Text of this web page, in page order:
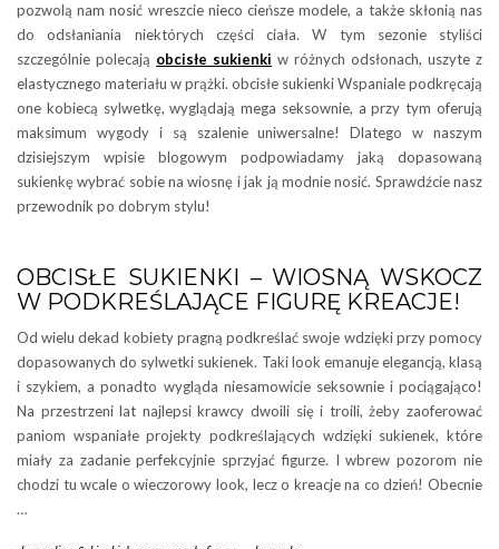
pozwolą nam nosić wreszcie nieco cieńsze modele, a także skłonią nas
do odsłaniania niektórych części ciała. W tym sezonie styliści
szczególnie polecają obcisłe sukienki w różnych odsłonach, uszyte z
elastycznego materiału w prążki. obcisłe sukienki Wspaniale podkręcają
one kobiecą sylwetkę, wyglądają mega seksownie, a przy tym oferują
maksimum wygody i są szalenie uniwersalne! Dlatego w naszym
dzisiejszym wpisie blogowym podpowiadamy jaką dopasowaną
sukienkę wybrać sobie na wiosnę i jak ją modnie nosić. Sprawdźcie nasz
przewodnik po dobrym stylu!
OBCISŁE SUKIENKI – WIOSNĄ WSKOCZ
W PODKREŚLAJĄCE FIGURĘ KREACJE!
Od wielu dekad kobiety pragną podkreślać swoje wdzięki przy pomocy
dopasowanych do sylwetki sukienek. Taki look emanuje elegancją, klasą
i szykiem, a ponadto wygląda niesamowicie seksownie i pociągająco!
Na przestrzeni lat najlepsi krawcy dwoili się i troili, żeby zaoferować
paniom wspaniałe projekty podkreślających wdzięki sukienek, które
miały za zadanie perfekcyjnie sprzyjać figurze. I wbrew pozorom nie
chodzi tu wcale o wieczorowy look, lecz o kreacje na co dzień! Obecnie
…